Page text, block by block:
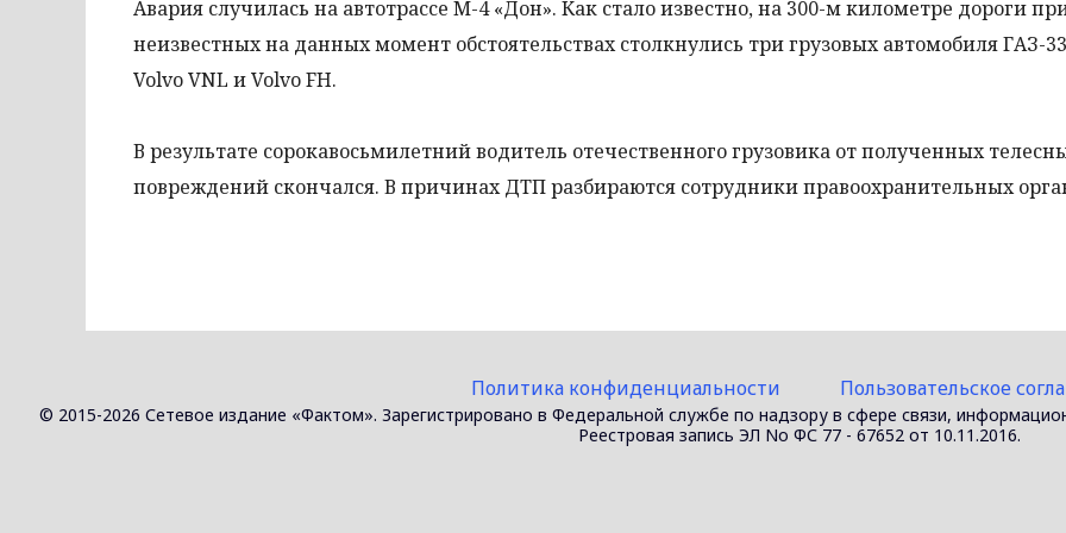
Авария случилась на автотрассе М-4 «Дон». Как стало известно, на 300-м километре дороги
неизвестных на данных момент обстоятельствах столкнулись три грузовых автомобиля ГАЗ-
Volvo VNL и Volvo FH.
В результате сорокавосьмилетний водитель отечественного грузовика от полученных
повреждений скончался. В причинах ДТП разбираются сотрудники правоохранительных
Политика конфиденциальности Пользовательское
© 2015-2026 Сетевое издание «Фактом». Зарегистрировано в Федеральной службе по надзору в сфере связи,
Реестровая запись ЭЛ No ФС 77 - 67652 от 10.11.2016.